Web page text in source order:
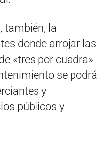
también, la
donde arrojar las
«tres por cuadra»
se podrá
y
públicos y